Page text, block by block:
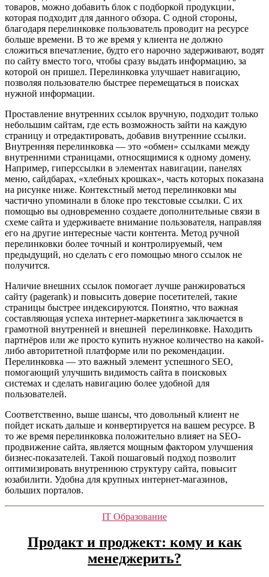
товаров, можно добавить блок с подборкой продукции,
которая подходит для данного обзора. С одной стороны,
благодаря перелинковке пользователь проводит на ресурсе
больше времени. В то же время у клиента не должно
сложиться впечатление, будто его нарочно задерживают, водят
по сайту вместо того, чтобы сразу выдать информацию, за
которой он пришел. Перелинковка улучшает навигацию,
позволяя пользователю быстрее перемещаться в поисках
нужной информации.
Проставление внутренних ссылок вручную, подходит только
небольшим сайтам, где есть возможность зайти на каждую
страницу и отредактировать, добавив внутренние ссылки.
Внутренняя перелинковка — это «обмен» ссылками между
внутренними страницами, относящимися к одному домену.
Например, гиперссылки в элементах навигации, панелях
меню, сайдбарах, «хлебных крошках», часть которых показана
на рисунке ниже. Контекстный метод перелинковки мы
частично упоминали в блоке про текстовые ссылки. С их
помощью вы одновременно создаете дополнительные связи в
схеме сайта и удерживаете внимание пользователя, направляя
его на другие интересные части контента. Метод ручной
перелинковки более точный и контролируемый, чем
предыдущий, но сделать с его помощью много ссылок не
получится.
Наличие внешних ссылок помогает лучше ранжироваться
сайту (pagerank) и повысить доверие посетителей, такие
страницы быстрее индексируются. Понятно, что важная
составляющая успеха интернет-маркетинга заключается в
грамотной внутренней и внешней перелинковке. Находить
партнёров или же просто купить нужное количество на какой-
либо авторитетной платформе или по рекомендации.
Перелинковка — это важный элемент успешного SEO,
помогающий улучшить видимость сайта в поисковых
системах и сделать навигацию более удобной для
пользователей.
Соответственно, выше шансы, что довольный клиент не
пойдет искать дальше и конвертируется на вашем ресурсе. В
то же время перелинковка положительно влияет на SEO-
продвижение сайта, является мощным фактором улучшения
бизнес-показателей. Такой пошаговый подход позволит
оптимизировать внутреннюю структуру сайта, повысит
юзабилити. Удобна для крупных интернет-магазинов,
больших порталов.
Categorías
IT Образование
Продакт и проджект: кому и как
менеджерить?